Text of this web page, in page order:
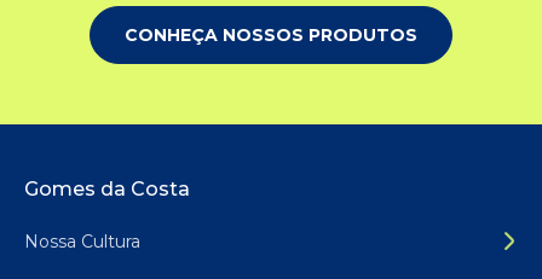
CONHEÇA NOSSOS PRODUTOS
Rodapé do site
Gomes da Costa
Nossa Cultura